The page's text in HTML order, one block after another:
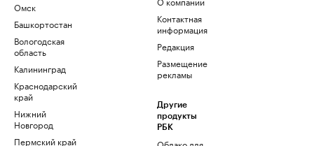
Омск
Башкортостан
Вологодская
область
Калининград
Краснодарский
край
Нижний
Новгород
Пермский край
Контактная
информация
Редакция
Размещение
рекламы
Другие
продукты
РБК